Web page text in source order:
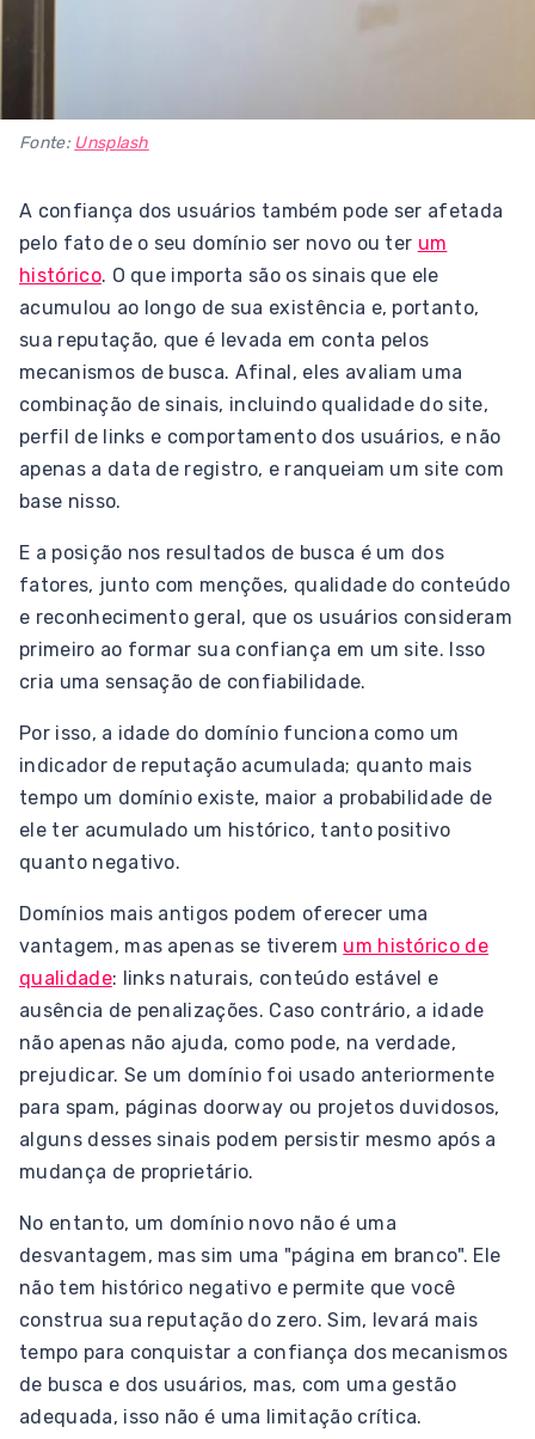
Fonte: Unsplash
A confiança dos usuários também pode ser afetada
pelo fato de o seu domínio ser novo ou ter um
histórico. O que importa são os sinais que ele
acumulou ao longo de sua existência e, portanto,
sua reputação, que é levada em conta pelos
mecanismos de busca. Afinal, eles avaliam uma
combinação de sinais, incluindo qualidade do site,
perfil de links e comportamento dos usuários, e não
apenas a data de registro, e ranqueiam um site com
base nisso.
E a posição nos resultados de busca é um dos
fatores, junto com menções, qualidade do conteúdo
e reconhecimento geral, que os usuários consideram
primeiro ao formar sua confiança em um site. Isso
cria uma sensação de confiabilidade.
Por isso, a idade do domínio funciona como um
indicador de reputação acumulada; quanto mais
tempo um domínio existe, maior a probabilidade de
ele ter acumulado um histórico, tanto positivo
quanto negativo.
Domínios mais antigos podem oferecer uma
vantagem, mas apenas se tiverem um histórico de
qualidade: links naturais, conteúdo estável e
ausência de penalizações. Caso contrário, a idade
não apenas não ajuda, como pode, na verdade,
prejudicar. Se um domínio foi usado anteriormente
para spam, páginas doorway ou projetos duvidosos,
alguns desses sinais podem persistir mesmo após a
mudança de proprietário.
No entanto, um domínio novo não é uma
desvantagem, mas sim uma "página em branco". Ele
não tem histórico negativo e permite que você
construa sua reputação do zero. Sim, levará mais
tempo para conquistar a confiança dos mecanismos
de busca e dos usuários, mas, com uma gestão
adequada, isso não é uma limitação crítica.